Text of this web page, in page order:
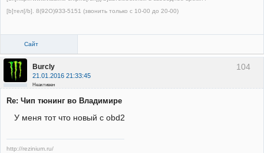
[b]тел[/b]. 8(92О)9ЗЗ-5151 (звонить только с 10-00 до 20-00)
Сайт
104
Burcly
21.01.2016 21:33:45
Неактивен
Re: Чип тюнинг во Владимире
У меня тот что новый с obd2
http://rezinium.ru/